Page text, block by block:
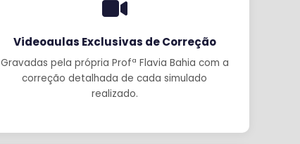
Videoaulas Exclusivas de Correção
Gravadas pela própria Profª Flavia Bahia com a
correção detalhada de cada simulado
realizado.